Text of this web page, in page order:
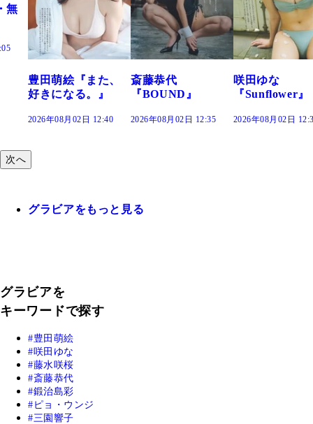
斎藤恭代
『BOUND』
2026年08月02日 12:35
咲田ゆな
『Sunflower』
2026年08月02日 12:30
藤水咲桜『花
だまり』
2026年08月02日
次へ
グラビアをもっと見る
グラビアを
キーワードで探す
豊田萌絵
咲田ゆな
藤水咲桜
斎藤恭代
鍛治島彩
ピョ・ウンジ
三園響子